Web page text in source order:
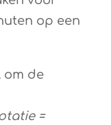
op een
om de
=